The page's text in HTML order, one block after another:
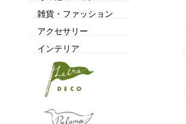
雑貨・ファッション
アクセサリー
インテリア